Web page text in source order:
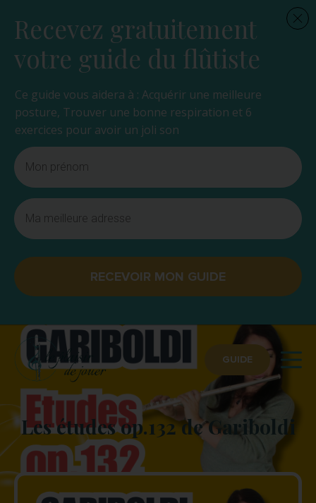
GUIDE
Les études op.132 de Gariboldi
Recevez gratuitement
votre guide du flûtiste
Ce guide vous aidera à : Acquérir une meilleure
posture, Trouver une bonne respiration et 6
exercices pour avoir un joli son
RECEVOIR MON GUIDE